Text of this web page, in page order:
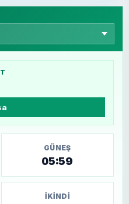
GÜNEŞ
05:59
İKINDI